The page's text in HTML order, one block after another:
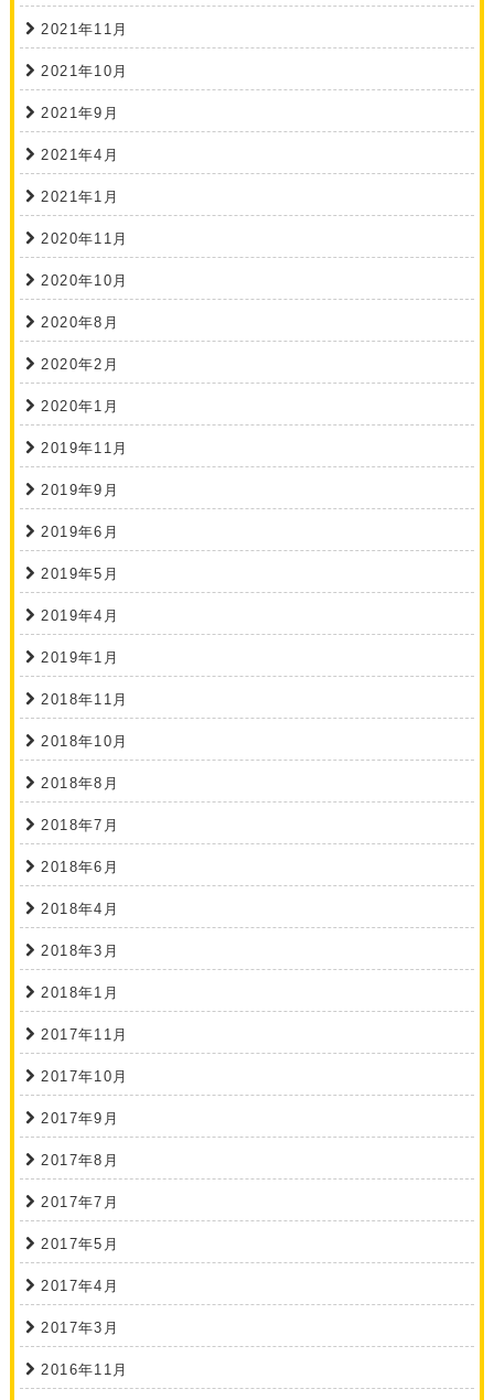
2021年11月
2021年10月
2021年9月
2021年4月
2021年1月
2020年11月
2020年10月
2020年8月
2020年2月
2020年1月
2019年11月
2019年9月
2019年6月
2019年5月
2019年4月
2019年1月
2018年11月
2018年10月
2018年8月
2018年7月
2018年6月
2018年4月
2018年3月
2018年1月
2017年11月
2017年10月
2017年9月
2017年8月
2017年7月
2017年5月
2017年4月
2017年3月
2016年11月